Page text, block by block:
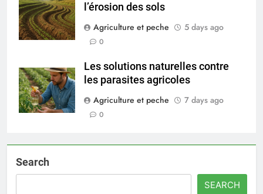
l’érosion des sols
Agriculture et peche
5 days ago
0
Les solutions naturelles contre
les parasites agricoles
Agriculture et peche
7 days ago
0
Search
SEARCH